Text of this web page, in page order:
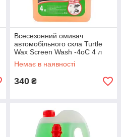
Всесезонний омивач
автомобільного скла Turtle
Wax Screen Wash -4oC 4 л
(S4045)
Немає в наявності
340 ₴